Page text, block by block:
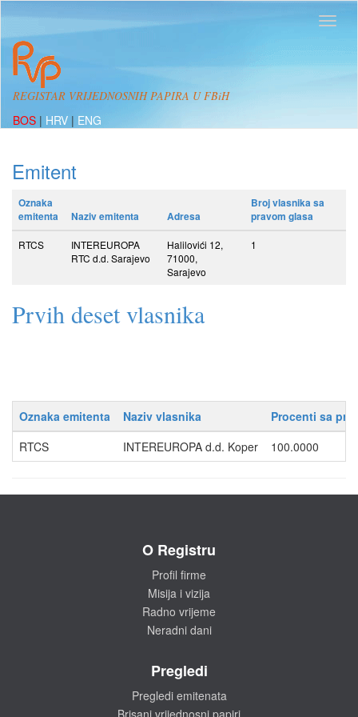
REGISTAR VRIJEDNOSNIH PAPIRA U FBiH
BOS | HRV | ENG
Emitent
Oznaka
emitenta
Naziv emitenta Adresa
Broj vlasnika sa
pravom glasa
RTCS
INTEREUROPA
RTC d.d. Sarajevo
Halilovići 12,
71000,
Sarajevo
1
Prvih deset vlasnika
Oznaka emitenta Naziv vlasnika
Procenti sa
RTCS
INTEREUROPA d.d. Koper 100.0000
O Registru
Profil firme
Misija i vizija
Radno vrijeme
Neradni dani
Pregledi
Pregledi emitenata
Brisani vrijednosni papiri